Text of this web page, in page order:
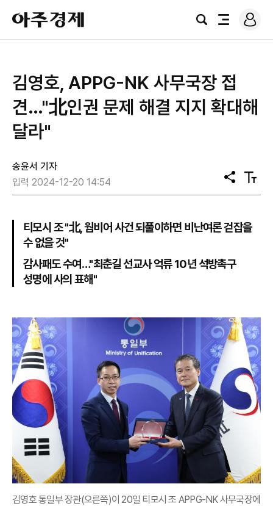
아
주
경
검
전
로
그
김영호, APPG-NK 사무국장 접
견…"北인권 문제 해결 지지 확대해
달라"
송윤서 기자
입력 2024-12-20 14:54
공
유
텍
스
기
티모시 조 "北, 웜비어 사건 되풀이하면 비난여론 걷잡을
수 없을 것"
감사패도 수여…"최춘길 선교사 억류 10년 석방촉구
성명에 사의 표해"
김영호 통일부 장관(오른쪽)이 20일 티모시 조 APPG-NK 사무국장에